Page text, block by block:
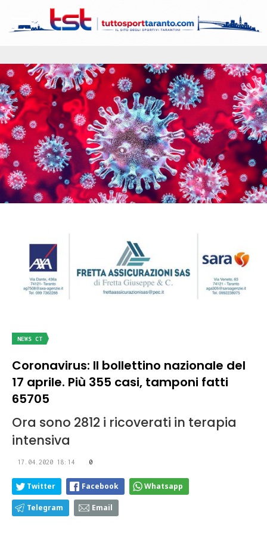
NEWS CT
Coronavirus: Il bollettino nazionale del
17 aprile. Più 355 casi, tamponi fatti
65705
Ora sono 2812 i ricoverati in terapia
intensiva
17.04.2020 18:14 0
Twitter Facebook Whatsapp
Telegram Email